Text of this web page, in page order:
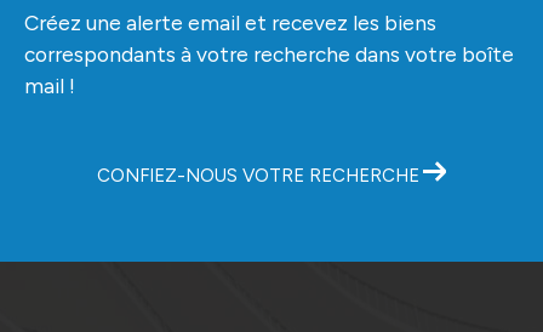
Créez une alerte email et recevez les biens
correspondants à votre recherche dans votre boîte
mail !
CONFIEZ-NOUS VOTRE RECHERCHE